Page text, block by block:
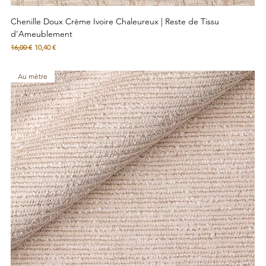
Chenille Doux Crème Ivoire Chaleureux | Reste de Tissu
d'Ameublement
Prix original
16,00 € Prix promotionnel
10,40 €
Au mètre